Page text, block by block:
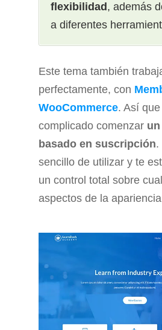
flexibilidad , además
a diferentes
Este tema también
perfectamente, con
WooCommerce. Así
complicado comenzar
basado en suscripción.
sencillo de utilizar y te
un control total sobre
aspectos de la